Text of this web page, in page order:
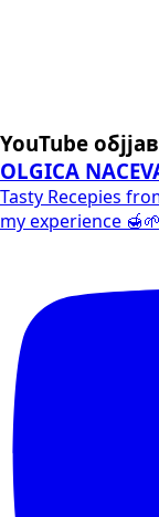
YouTube
OLGICA
Tasty Recepies
my experience